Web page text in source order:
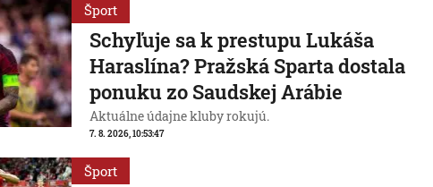
Šport
Schyľuje sa k prestupu Lukáša
Haraslína? Pražská Sparta dostala
ponuku zo Saudskej Arábie
Aktuálne údajne kluby rokujú.
7. 8. 2026, 10:53:47
Šport